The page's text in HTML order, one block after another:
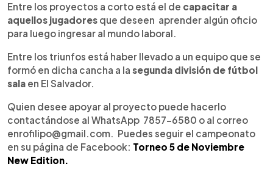
Entre los proyectos a corto está el de capacitar a
aquellos jugadores que deseen aprender algún oficio
para luego ingresar al mundo laboral.
Entre los triunfos está haber llevado a un equipo que se
formó en dicha cancha a la segunda división de fútbol
sala en El Salvador.
Quien desee apoyar al proyecto puede hacerlo
contactándose al WhatsApp 7857-6580 o al correo
enrofilipo@gmail.com. Puedes seguir el campeonato
en su página de Facebook: Torneo 5 de Noviembre
New Edition.